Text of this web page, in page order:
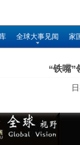
全球大事见闻 家
“铁嘴”